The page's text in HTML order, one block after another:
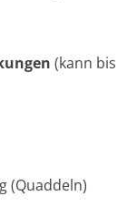
(kann bis
(Quaddeln)